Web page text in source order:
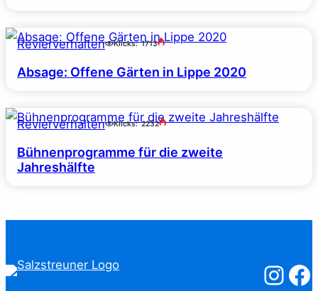
Revierverhalten Klicks: 1713
Absage: Offene Gärten in Lippe 2020
Revierverhalten Klicks: 2232
Bühnenprogramme für die zweite
Jahreshälfte